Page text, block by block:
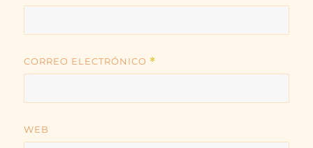
CORREO ELECTRÓNICO *
WEB